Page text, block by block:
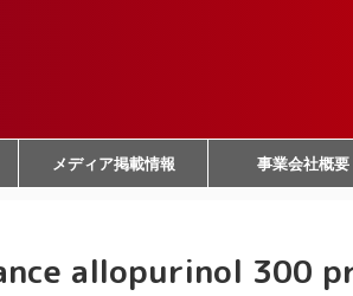
メディア掲載情報 事業会社概要
allopurinol 300